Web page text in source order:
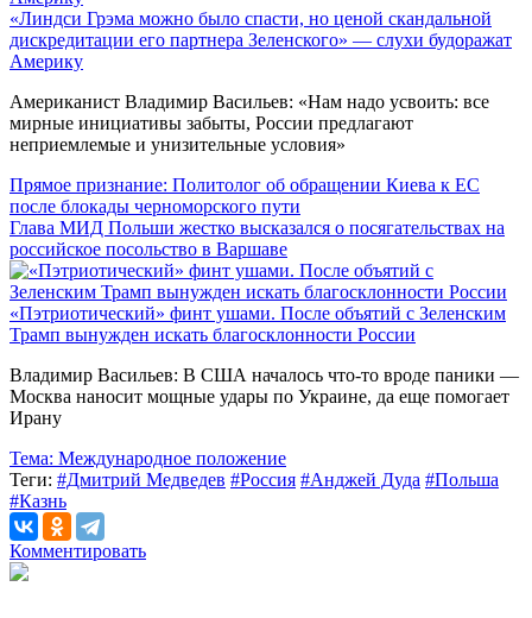
«Линдси Грэма можно было спасти, но ценой скандальной
дискредитации его партнера Зеленского» — слухи будоражат
Америку
Американист Владимир Васильев: «Нам надо усвоить: все
мирные инициативы забыты, России предлагают
неприемлемые и унизительные условия»
Прямое признание: Политолог об обращении Киева к ЕС
после блокады черноморского пути
Глава МИД Польши жестко высказался о посягательствах на
российское посольство в Варшаве
«Пэтриотический» финт ушами. После объятий с Зеленским
Трамп вынужден искать благосклонности России
Владимир Васильев: В США началось что-то вроде паники —
Москва наносит мощные удары по Украине, да еще помогает
Ирану
Тема: Международное положение
Теги: #Дмитрий Медведев #Россия #Анджей Дуда #Польша
#Казнь
Комментировать